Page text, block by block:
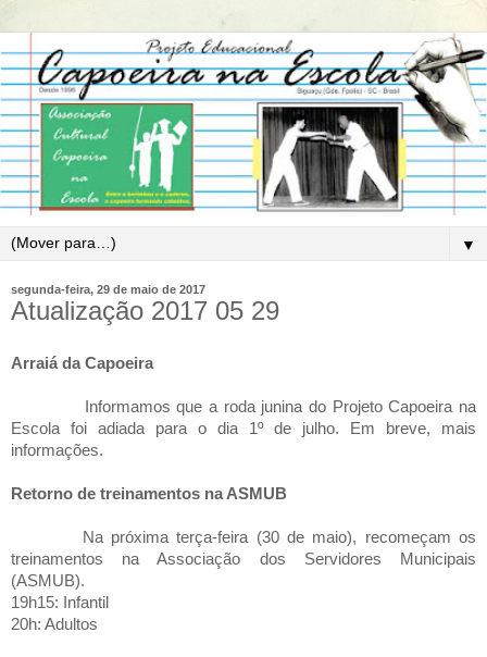
▼
segunda-feira, 29 de maio de 2017
Atualização 2017 05 29
Arraiá da Capoeira
Informamos que a roda junina do Projeto Capoeira na
Escola foi adiada para o dia 1º de julho. Em breve, mais
informações.
Retorno de treinamentos na ASMUB
Na próxima terça-feira (30 de maio), recomeçam os
treinamentos na Associação dos Servidores Municipais
(ASMUB).
19h15: Infantil
20h: Adultos